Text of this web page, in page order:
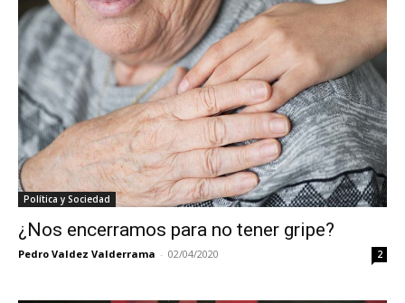
Política y Sociedad
¿Nos encerramos para no tener gripe?
Pedro Valdez Valderrama - 02/04/2020 2